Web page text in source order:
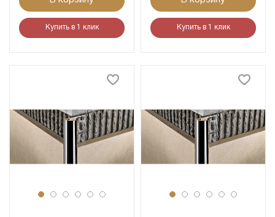
Купить в 1 клик Купить в 1 клик